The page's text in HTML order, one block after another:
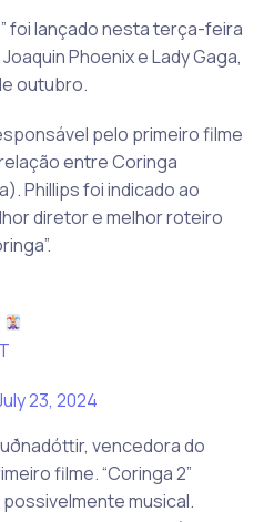
foi lançado nesta terça-feira
Phoenix e Lady Gaga,
outubro.
pelo primeiro filme
entre Coringa
Phillips foi indicado ao
diretor e melhor roteiro
23, 2024
vencedora do
filme. “Coringa 2”
musical.